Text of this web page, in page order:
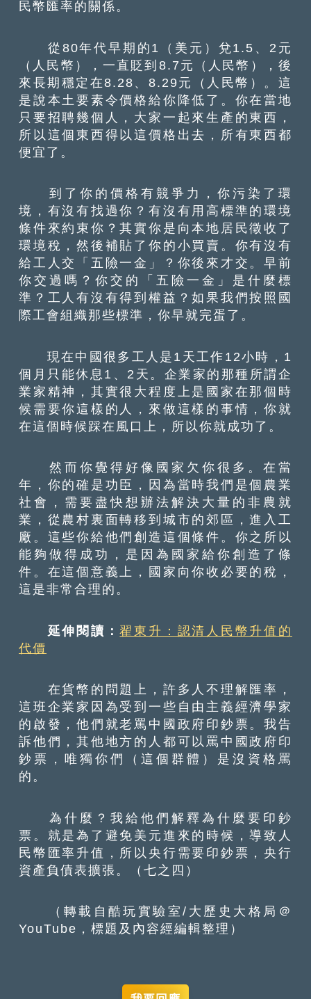
民幣匯率的關係。
從80年代早期的1（美元）兌1.5、2元
（人民幣），一直貶到8.7元（人民幣），後
來長期穩定在8.28、8.29元（人民幣）。這
是說本土要素令價格給你降低了。你在當地
只要招聘幾個人，大家一起來生產的東西，
所以這個東西得以這價格出去，所有東西都
便宜了。
到了你的價格有競爭力，你污染了環
境，有沒有找過你？有沒有用高標準的環境
條件來約束你？其實你是向本地居民徵收了
環境稅，然後補貼了你的小買賣。你有沒有
給工人交「五險一金」？你後來才交。早前
你交過嗎？你交的「五險一金」是什麼標
準？工人有沒有得到權益？如果我們按照國
際工會組織那些標準，你早就完蛋了。
現在中國很多工人是1天工作12小時，1
個月只能休息1、2天。企業家的那種所謂企
業家精神，其實很大程度上是國家在那個時
候需要你這樣的人，來做這樣的事情，你就
在這個時候踩在風口上，所以你就成功了。
然而你覺得好像國家欠你很多。在當
年，你的確是功臣，因為當時我們是個農業
社會，需要盡快想辦法解決大量的非農就
業，從農村裏面轉移到城市的郊區，進入工
廠。這些你給他們創造這個條件。你之所以
能夠做得成功，是因為國家給你創造了條
件。在這個意義上，國家向你收必要的稅，
這是非常合理的。
延伸閱讀：翟東升：認清人民幣升值的
代價
在貨幣的問題上，許多人不理解匯率，
這班企業家因為受到一些自由主義經濟學家
的啟發，他們就老罵中國政府印鈔票。我告
訴他們，其他地方的人都可以罵中國政府印
鈔票，唯獨你們（這個群體）是沒資格罵
的。
為什麼？我給他們解釋為什麼要印鈔
票。就是為了避免美元進來的時候，導致人
民幣匯率升值，所以央行需要印鈔票，央行
資產負債表擴張。（七之四）
（轉載自酷玩實驗室/大歷史大格局＠
YouTube，標題及內容經編輯整理）